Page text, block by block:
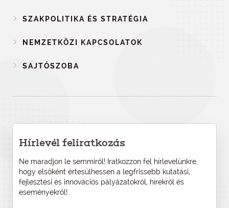
SZAKPOLITIKA ÉS STRATÉGIA
NEMZETKÖZI KAPCSOLATOK
SAJTÓSZOBA
Hírlevél feliratkozás
Ne maradjon le semmiről! Iratkozzon fel hírlevelünkre,
hogy elsőként értesülhessen a legfrissebb kutatási,
fejlesztési és innovációs pályázatokról, hírekről és
eseményekről!